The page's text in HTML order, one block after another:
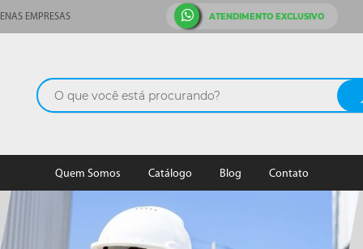
EMPRESAS ATENDIMENTO EXCLUSIVO
Quem Somos Catálogo Blog Contato